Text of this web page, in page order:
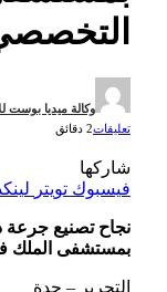
وكالة ميديا بوست
تعليقات2 دقائق
شاركها
فيسبوك تويتر
نجاح تصنيع
بمستشفى الملك
التحرير – جدة